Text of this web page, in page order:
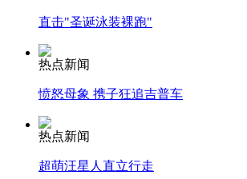
直击"圣诞泳装裸跑"
热点新闻
愤怒母象 携子狂追吉普车
热点新闻
超萌汪星人直立行走